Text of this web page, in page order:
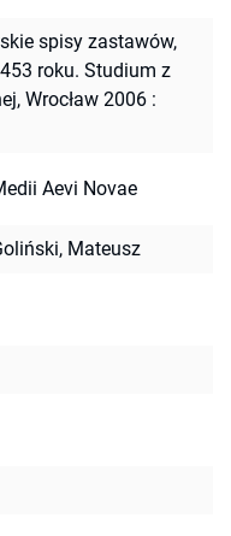
spisy zastawów,
roku. Studium z
Wrocław 2006 :
Aevi Novae
Mateusz